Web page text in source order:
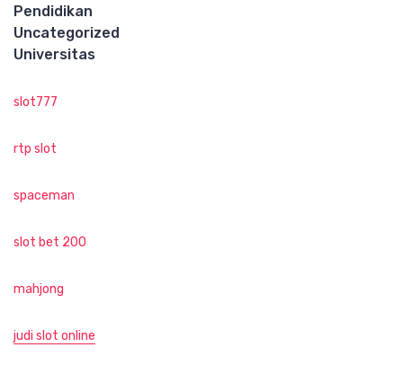
Pendidikan
Uncategorized
Universitas
slot777
rtp slot
spaceman
slot bet 200
mahjong
judi slot online